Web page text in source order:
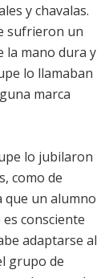
y chavalas.
sufrieron un
la mano dura y
lo llamaban
marca
lo jubilaron
como de
que un alumno
consciente
adaptarse al
grupo de